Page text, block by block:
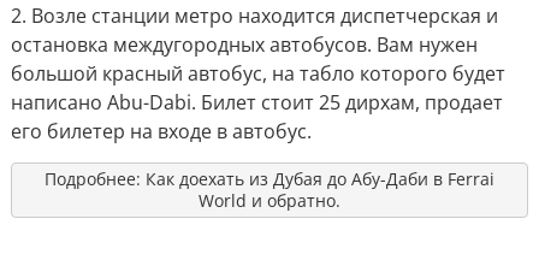
2. Возле станции метро находится диспетчерская и
остановка междугородных автобусов. Вам нужен
большой красный автобус, на табло которого будет
написано Abu-Dabi. Билет стоит 25 дирхам, продает
его билетер на входе в автобус.
Подробнее: Как доехать из Дубая до Абу-Даби в Ferrai
World и обратно.